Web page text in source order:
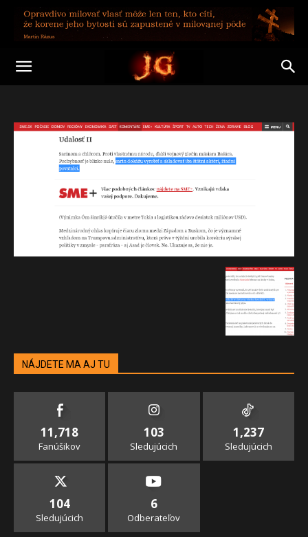
NÁJDETE MA AJ TU
11,718
Fanúšikov
103
Sledujúcich
1,237
Sledujúcich
104
Sledujúcich
6
Odberateľov